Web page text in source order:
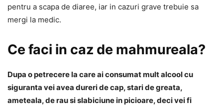
pentru a scapa de diaree, iar in cazuri grave trebuie sa
mergi la medic.
Ce faci in caz de mahmureala?
Dupa o petrecere la care ai consumat mult alcool cu
siguranta vei avea dureri de cap, stari de greata,
ameteala, de rau si slabiciune in picioare, deci vei fi